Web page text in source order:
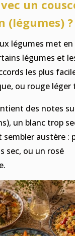
un
(légumes) ?
légumes met
légumes et
les plus
ou rouge léger
des notes
un blanc trop
austère :
sec, ou un rosé